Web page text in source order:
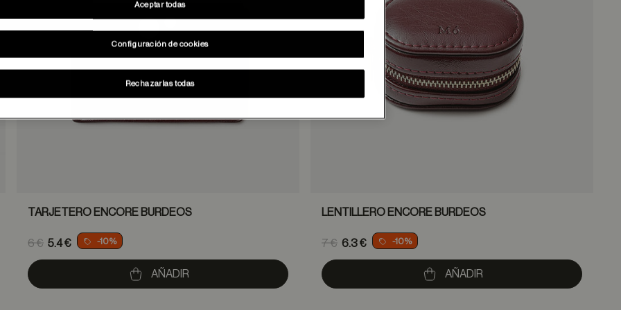
TARJETERO ENCORE BURDEOS
Price reduced from
6 €
to
5.4 € -10%
AÑADIR
LENTILLERO ENCORE BURDEOS
Price reduced from
7 €
to
6.3 € -10%
AÑADIR
Configuración de cookies
Rechazarlas todas
Aceptar todas